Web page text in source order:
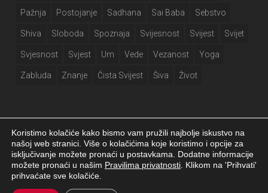
Pažnja Postojanje Sadhana Sai Baba Sebstvo
Shiva Sloboda Spoznaja Svijesnost Svijest Svijet
Svjesnost Svjest Um Vede Vezanost Yoga
Zabluda Znanje Čista Svijest Šiva Život
Girija.info 2026 |Izjava o privatnosti|Postavke kolačića|Izrada web
stranice
Koristimo kolačiće kako bismo vam pružili najbolje iskustvo na
našoj web stranici. Više o kolačićima koje koristimo i opcije za
isključivanje možete pronaći u postavkama. Dodatne informacije
možete pronaći u našim Pravilima privatnosti . Klikom na 'Prihvati'
prihvaćate sve kolačiće.